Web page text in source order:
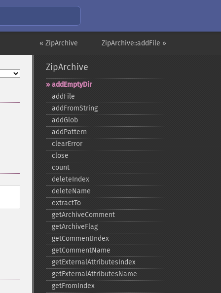
ZipArchive::addFile »
« ZipArchive
ZipArchive
addEmptyDir
addFile
addFromString
addGlob
addPattern
clearError
close
count
deleteIndex
deleteName
extractTo
getArchiveComment
getArchiveFlag
getCommentIndex
getCommentName
getExternalAttributesIndex
getExternalAttributesName
getFromIndex